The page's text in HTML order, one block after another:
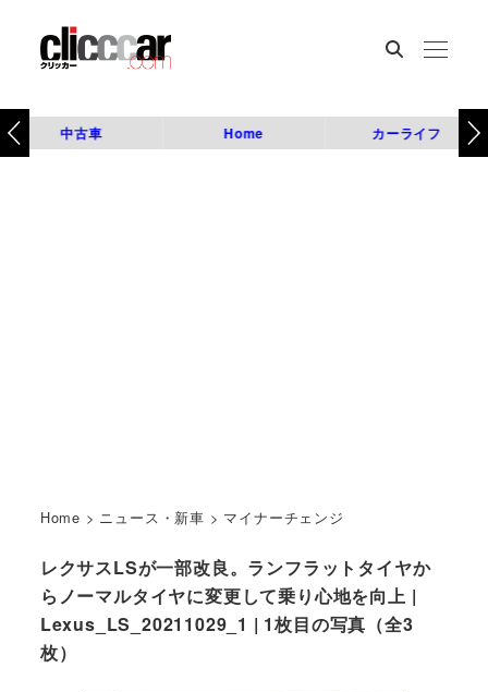
中古車 Home カーライフ
Home > ニュース・新車 > マイナーチェンジ
レクサスLSが一部改良。ランフラットタイヤか
らノーマルタイヤに変更して乗り心地を向上 |
Lexus_LS_20211029_1 | 1枚目の写真（全3
枚）